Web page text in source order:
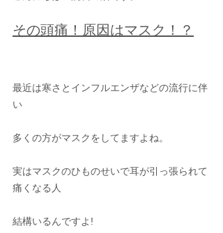
その頭痛！原因はマスク！？
最近は寒さとインフルエンザなどの流行に伴
い
多くの方がマスクをしてますよね。
実はマスクのひものせいで耳が引っ張られて
痛くなる人
結構いるんですよ!